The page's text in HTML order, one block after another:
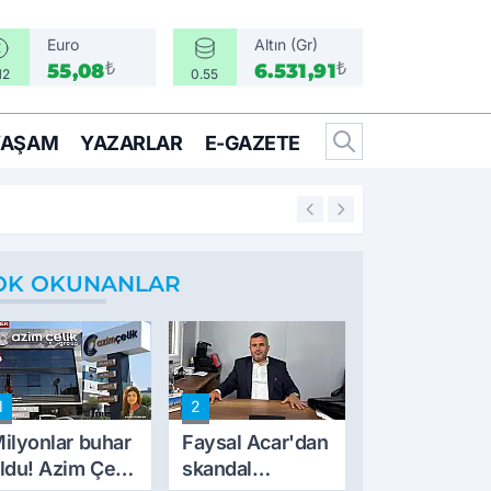
Euro
55,08₺ 0.55
Altın (Gr)
6.531,91₺
YAZARLAR E-GAZETE
13:29
OKUNANLAR
buhar
Azim Çelik
2
Faysal Acar'dan
skandal